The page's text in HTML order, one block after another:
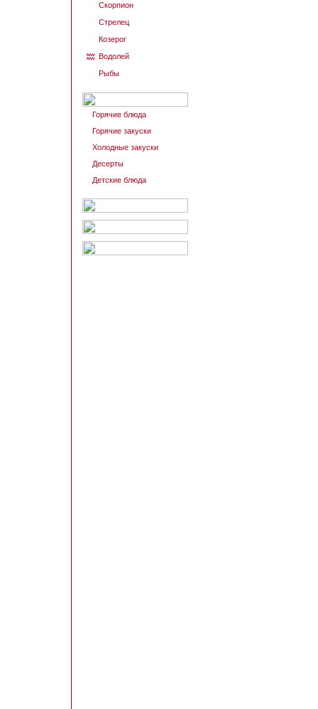
Скорпион
Стрелец
Козерог
Водолей
Рыбы
Горячие блюда
Горячие закуски
Холодные закуски
Десерты
Детские блюда